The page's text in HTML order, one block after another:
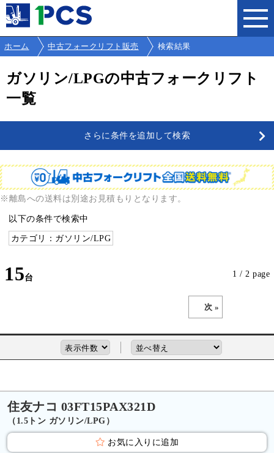
ホーム 中古フォークリフト販売 検索結果
ガソリン/LPGの中古フォークリフト
一覧
さらに条件を追加して検索
※離島への送料は別途お見積もりとなります。
以下の条件で検索中
カテゴリ：ガソリン/LPG
15 1 / 2 page
次 »
住友ナコ 03FT15PAX321D
（1.5トン ガソリン/LPG）
お気に入りに追加